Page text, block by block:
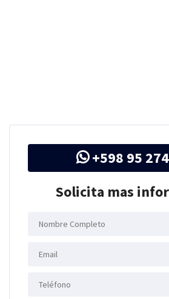
+598 95
Solicita mas